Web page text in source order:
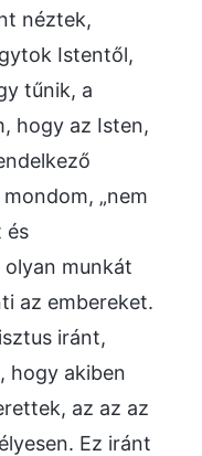
néztek,
Istentől,
tűnik, a
hogy az Isten,
„nem
és
olyan munkát
az embereket.
iránt,
hogy akiben
az az az
Ez iránt